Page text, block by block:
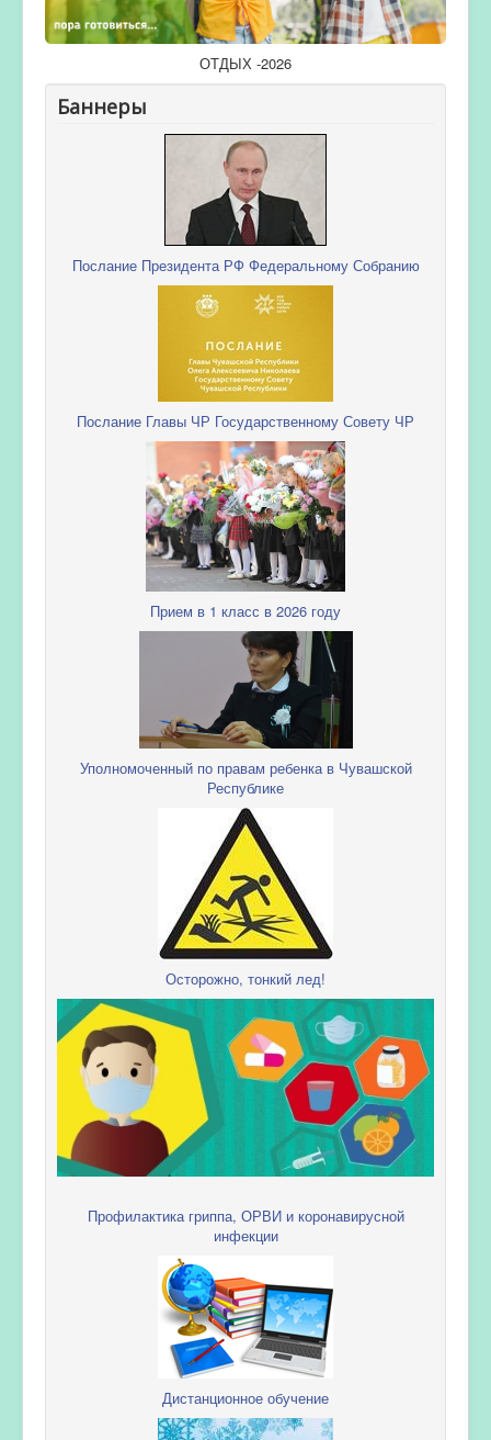
ОТДЫХ -2026
Баннеры
Послание Президента РФ Федеральному Собранию
Послание Главы ЧР Государственному Совету ЧР
Прием в 1 класс в 2026 году
Уполномоченный по правам ребенка в Чувашской
Республике
Осторожно, тонкий лед!
Профилактика гриппа, ОРВИ и коронавирусной
инфекции
Дистанционное обучение